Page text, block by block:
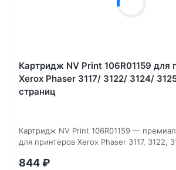
Картридж NV Print 106R01159 для
Xerox Phaser 3117/ 3122/ 3124/
страниц
Картридж NV Print 106R01159 —
для принтеров Xerox Phaser 3117, 3122,
844₽